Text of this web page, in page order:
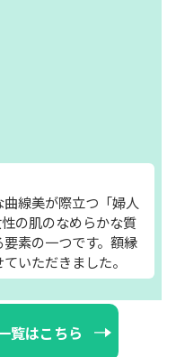
線美が際立つ「婦人
の肌のなめらかな質
素の一つです。額縁
いただきました。
覧はこちら